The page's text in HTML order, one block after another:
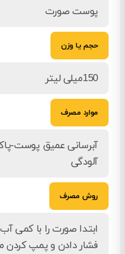
پوست صورت
حجم یا وزن
150میلی لیتر
موارد مصرف
آبرسانی عمیق پوست-
آلودگی
روش مصرف
ابتدا صورت را با کمی
فشار دادن و پمپ کردن